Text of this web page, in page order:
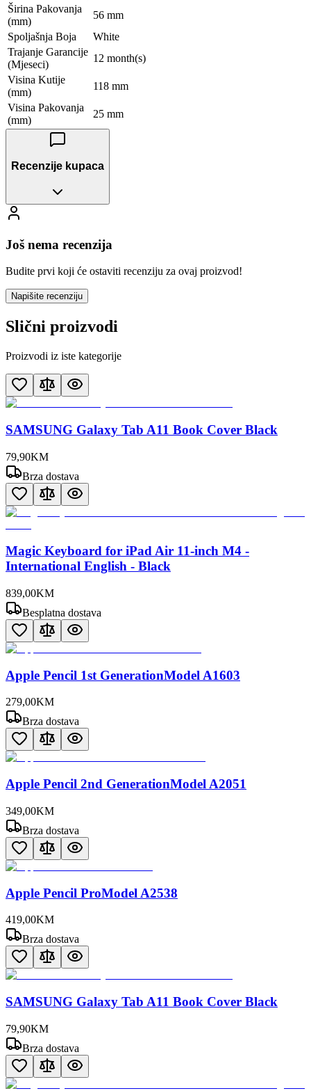
Širina Pakovanja
(mm)
56 mm
Spoljašnja Boja
White
Trajanje Garancije
(Mjeseci)
12 month(s)
Visina Kutije
(mm)
118 mm
Visina Pakovanja
(mm)
25 mm
Recenzije kupaca
Još nema recenzija
Budite prvi koji će ostaviti recenziju za ovaj proizvod!
Napišite recenziju
Slični proizvodi
Proizvodi iz iste kategorije
SAMSUNG Galaxy Tab A11 Book Cover Black
79,90KM
Brza dostava
Magic Keyboard for iPad Air 11-inch M4 -
International English - Black
839,00KM
Besplatna dostava
Apple Pencil 1st GenerationModel A1603
279,00KM
Brza dostava
Apple Pencil 2nd GenerationModel A2051
349,00KM
Brza dostava
Apple Pencil ProModel A2538
419,00KM
Brza dostava
SAMSUNG Galaxy Tab A11 Book Cover Black
79,90KM
Brza dostava